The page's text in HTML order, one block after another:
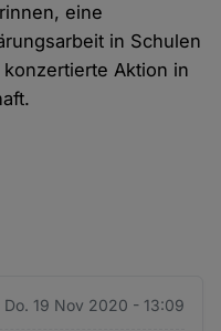
eine
in Schulen
Aktion in
Do. 19 Nov 2020 - 13:09